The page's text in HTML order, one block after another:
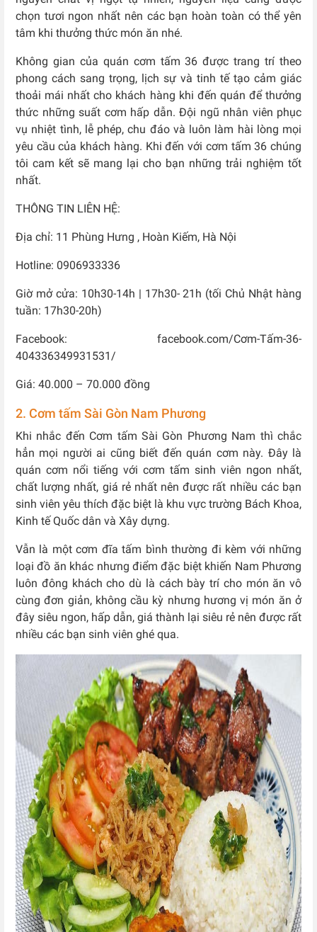
chọn tươi ngon nhất nên các bạn hoàn toàn có thể yên
tâm khi thưởng thức món ăn nhé.
Không gian của quán cơm tấm 36 được trang trí theo
phong cách sang trọng, lịch sự và tinh tế tạo cảm giác
thoải mái nhất cho khách hàng khi đến quán để thưởng
thức những suất cơm hấp dẫn. Đội ngũ nhân viên phục
vụ nhiệt tình, lễ phép, chu đáo và luôn làm hài lòng mọi
yêu cầu của khách hàng. Khi đến với cơm tấm 36 chúng
tôi cam kết sẽ mang lại cho bạn những trải nghiệm tốt
nhất.
THÔNG TIN LIÊN HỆ:
Địa chỉ: 11 Phùng Hưng , Hoàn Kiếm, Hà Nội
Hotline: 0906933336
Giờ mở cửa: 10h30-14h | 17h30- 21h (tối Chủ Nhật hàng
tuần: 17h30-20h)
Facebook: facebook.com/Cơm-Tấm-36-
404336349931531/
Giá: 40.000 – 70.000 đồng
2. Cơm tấm Sài Gòn Nam Phương
Khi nhắc đến Cơm tấm Sài Gòn Phương Nam thì chắc
hẳn mọi người ai cũng biết đến quán cơm này. Đây là
quán cơm nổi tiếng với cơm tấm sinh viên ngon nhất,
chất lượng nhất, giá rẻ nhất nên được rất nhiều các bạn
sinh viên yêu thích đặc biệt là khu vực trường Bách Khoa,
Kinh tế Quốc dân và Xây dựng.
Vẫn là một cơm đĩa tấm bình thường đi kèm với những
loại đồ ăn khác nhưng điểm đặc biệt khiến Nam Phương
luôn đông khách cho dù là cách bày trí cho món ăn vô
cùng đơn giản, không cầu kỳ nhưng hương vị món ăn ở
đây siêu ngon, hấp dẫn, giá thành lại siêu rẻ nên được rất
nhiều các bạn sinh viên ghé qua.